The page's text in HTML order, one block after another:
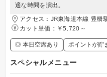
適な時間を演出。
アクセス：JR東海道本線 豊橋
カット単価： ￥5,720～
◎ 本日空席あり ポイントが貯
スペシャルメニュー